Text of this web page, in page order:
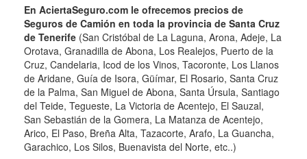
En AciertaSeguro.com le ofrecemos precios de
Seguros de Camión en toda la provincia de Santa Cruz
de Tenerife (San Cristóbal de La Laguna, Arona, Adeje, La
Orotava, Granadilla de Abona, Los Realejos, Puerto de la
Cruz, Candelaria, Icod de los Vinos, Tacoronte, Los Llanos
de Aridane, Guía de Isora, Güímar, El Rosario, Santa Cruz
de la Palma, San Miguel de Abona, Santa Úrsula, Santiago
del Teide, Tegueste, La Victoria de Acentejo, El Sauzal,
San Sebastián de la Gomera, La Matanza de Acentejo,
Arico, El Paso, Breña Alta, Tazacorte, Arafo, La Guancha,
Garachico, Los Silos, Buenavista del Norte, etc..)